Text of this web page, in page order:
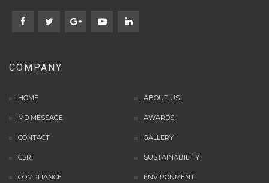
COMPANY
HOME ABOUT US
MD MESSAGE AWARDS
CONTACT GALLERY
CSR SUSTAINABILITY
COMPLIANCE ENVIRONMENT